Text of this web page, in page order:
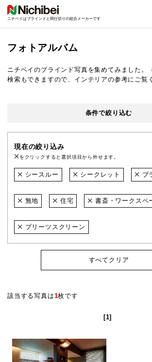
ニチベイはブラインドと間仕切りの総合メーカーです
フォトアルバム
ニチベイのブラインド写真を集めてみました。
検索もできますので、インテリアの参考にご覧
条件で絞り込む
現在の絞り込み
をクリックすると選択項目から外せます。
シースルー シークレット ブ
無地 住宅 書斎・ワークスペ
プリーツスクリーン
すべてクリア
該当する写真は1枚です
[1]